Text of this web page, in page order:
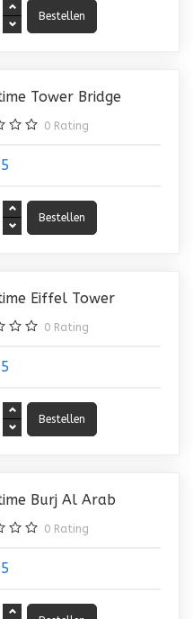
Tower Bridge
0 Rating
Eiffel Tower
0 Rating
Burj Al Arab
0 Rating